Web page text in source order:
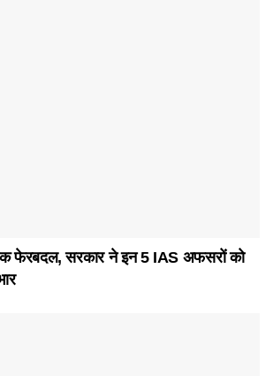
फेरबदल, सरकार ने इन 5 IAS अफसरों को